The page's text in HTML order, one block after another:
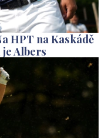
HPT na Kaskádě
je Albers